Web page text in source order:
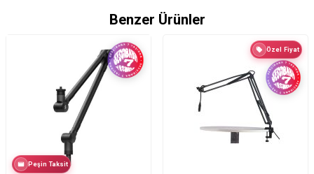
Benzer Ürünler
Peşin Taksit
Özel Fiyat